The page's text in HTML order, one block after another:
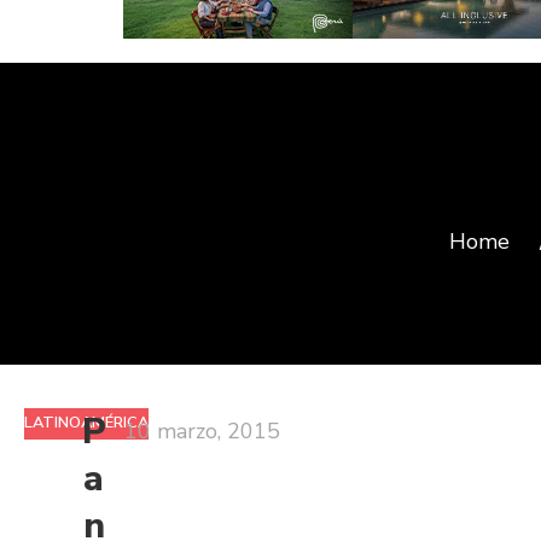
Home
LATINOAMÉRICA
P
a
n
10 marzo, 2015